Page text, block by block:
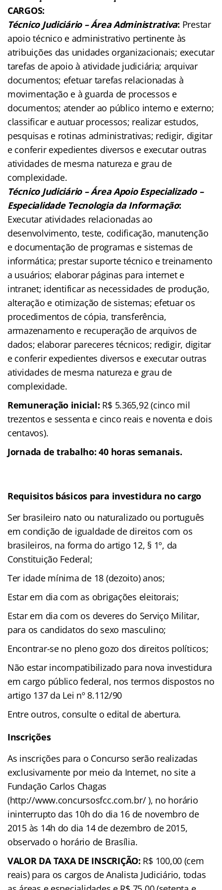
CARGOS:
Técnico Judiciário – Área Administrativa: Prestar
apoio técnico e administrativo pertinente às
atribuições das unidades organizacionais; executar
tarefas de apoio à atividade judiciária; arquivar
documentos; efetuar tarefas relacionadas à
movimentação e à guarda de processos e
documentos; atender ao público interno e externo;
classificar e autuar processos; realizar estudos,
pesquisas e rotinas administrativas; redigir, digitar
e conferir expedientes diversos e executar outras
atividades de mesma natureza e grau de
complexidade.
Técnico Judiciário – Área Apoio Especializado –
Especialidade Tecnologia da Informação:
Executar atividades relacionadas ao
desenvolvimento, teste, codificação, manutenção
e documentação de programas e sistemas de
informática; prestar suporte técnico e treinamento
a usuários; elaborar páginas para internet e
intranet; identificar as necessidades de produção,
alteração e otimização de sistemas; efetuar os
procedimentos de cópia, transferência,
armazenamento e recuperação de arquivos de
dados; elaborar pareceres técnicos; redigir, digitar
e conferir expedientes diversos e executar outras
atividades de mesma natureza e grau de
complexidade.
Remuneração inicial: R$ 5.365,92 (cinco mil
trezentos e sessenta e cinco reais e noventa e dois
centavos).
Jornada de trabalho: 40 horas semanais.
Requisitos básicos para investidura no cargo
Ser brasileiro nato ou naturalizado ou português
em condição de igualdade de direitos com os
brasileiros, na forma do artigo 12, § 1º, da
Constituição Federal;
Ter idade mínima de 18 (dezoito) anos;
Estar em dia com as obrigações eleitorais;
Estar em dia com os deveres do Serviço Militar,
para os candidatos do sexo masculino;
Encontrar-se no pleno gozo dos direitos políticos;
Não estar incompatibilizado para nova investidura
em cargo público federal, nos termos dispostos no
artigo 137 da Lei nº 8.112/90
Entre outros, consulte o edital de abertura.
Inscrições
As inscrições para o Concurso serão realizadas
exclusivamente por meio da Internet, no site a
Fundação Carlos Chagas
(http://www.concursosfcc.com.br/ ), no horário
ininterrupto das 10h do dia 16 de novembro de
2015 às 14h do dia 14 de dezembro de 2015,
observado o horário de Brasília.
VALOR DA TAXA DE INSCRIÇÃO: R$ 100,00 (cem
reais) para os cargos de Analista Judiciário, todas